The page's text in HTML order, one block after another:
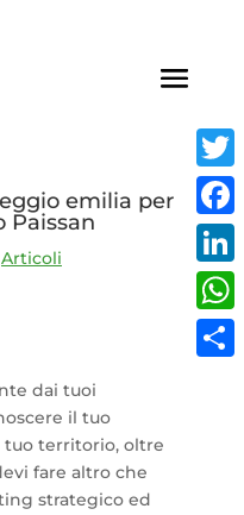
emilia per
Paissan
Articoli
dai tuoi
il tuo
territorio, oltre
fare altro che
strategico ed